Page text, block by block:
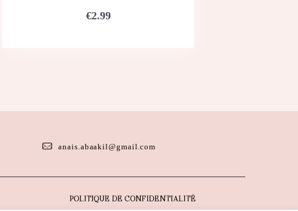
€2.99
anais.abaakil@gmail.com
POLITIQUE DE CONFIDENTIALITÉ